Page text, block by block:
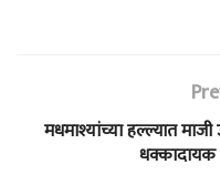
मधमाश्यांच्या हल्ल्यात
धक्कादायक